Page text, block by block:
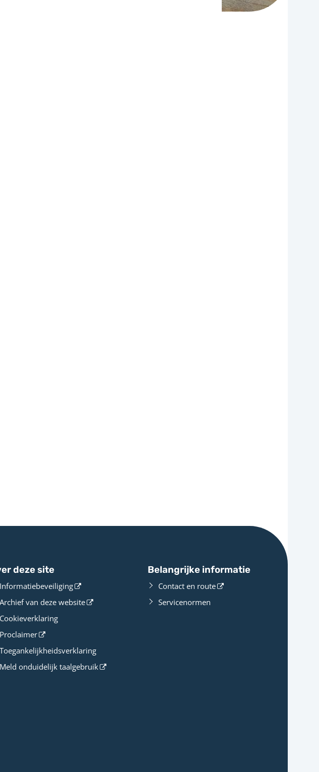
deze site
Informatiebeveiliging
Archief van deze website
Cookieverklaring
Proclaimer
Toegankelijkheidsverklaring
Meld onduidelijk taalgebruik
Belangrijke informatie
Contact en route
Servicenormen